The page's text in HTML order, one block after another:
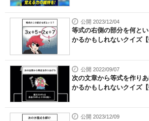
公開 2023/12/04
等式の右側の部分を何と
かるかもしれないクイズ
公開 2022/09/07
次の文章から等式を作り
かるかもしれないクイズ
公開 2023/12/09